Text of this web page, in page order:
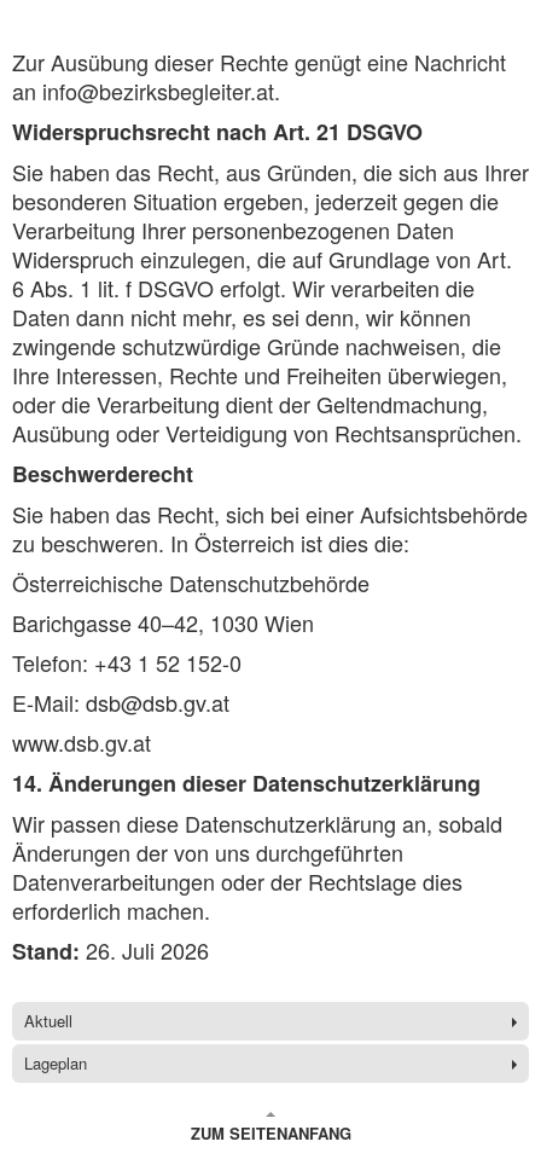
Zur Ausübung dieser Rechte genügt eine Nachricht
an info@bezirksbegleiter.at.
Widerspruchsrecht nach Art. 21 DSGVO
Sie haben das Recht, aus Gründen, die sich aus Ihrer
besonderen Situation ergeben, jederzeit gegen die
Verarbeitung Ihrer personenbezogenen Daten
Widerspruch einzulegen, die auf Grundlage von Art.
6 Abs. 1 lit. f DSGVO erfolgt. Wir verarbeiten die
Daten dann nicht mehr, es sei denn, wir können
zwingende schutzwürdige Gründe nachweisen, die
Ihre Interessen, Rechte und Freiheiten überwiegen,
oder die Verarbeitung dient der Geltendmachung,
Ausübung oder Verteidigung von Rechtsansprüchen.
Beschwerderecht
Sie haben das Recht, sich bei einer Aufsichtsbehörde
zu beschweren. In Österreich ist dies die:
Österreichische Datenschutzbehörde
Barichgasse 40–42, 1030 Wien
Telefon: +43 1 52 152-0
E-Mail: dsb@dsb.gv.at
www.dsb.gv.at
14. Änderungen dieser Datenschutzerklärung
Wir passen diese Datenschutzerklärung an, sobald
Änderungen der von uns durchgeführten
Datenverarbeitungen oder der Rechtslage dies
erforderlich machen.
Stand: 26. Juli 2026
Aktuell
Lageplan
ZUM SEITENANFANG